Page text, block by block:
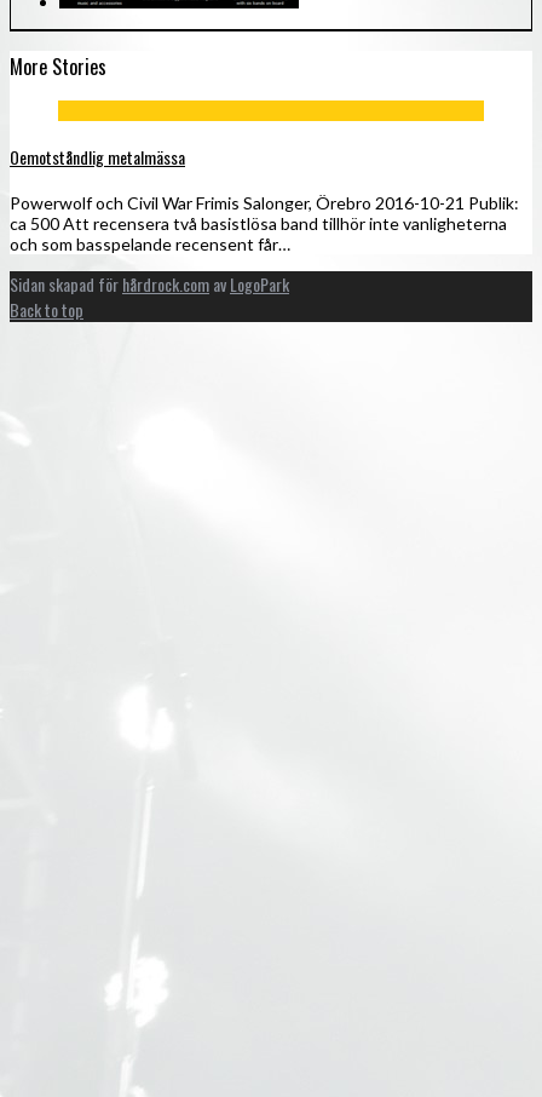
More Stories
Oemotståndlig metalmässa
Powerwolf och Civil War Frimis Salonger, Örebro 2016-10-21 Publik:
ca 500 Att recensera två basistlösa band tillhör inte vanligheterna
och som basspelande recensent får…
Sidan skapad förhårdrock.comavLogoPark
Back to top